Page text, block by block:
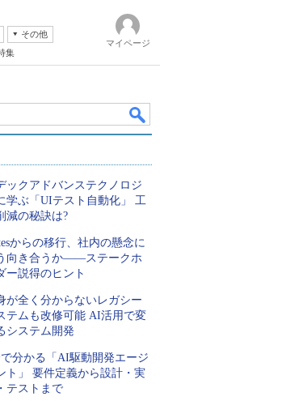
その他
集
マイページ
ックアドバンステクノロジ
学ぶ「UIテスト自動化」 工
減の秘訣は?
からの移行、社内の懸念に
向き合うか――ステークホ
ー説得のヒント
が全く分からないレガシー
テムも改修可能 AI活用で変
システム開発
分かる「AI駆動開発エージ
ト」 要件定義から設計・実
テストまで